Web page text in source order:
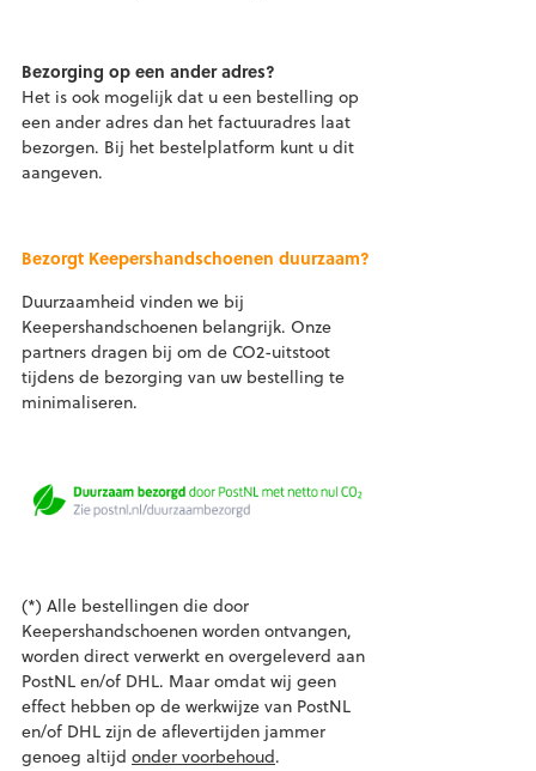
Bezorging op een ander adres?
Het is ook mogelijk dat u een bestelling op
een ander adres dan het factuuradres laat
bezorgen. Bij het bestelplatform kunt u dit
aangeven.
Bezorgt Keepershandschoenen duurzaam?
Duurzaamheid vinden we bij
Keepershandschoenen belangrijk. Onze
partners dragen bij om de CO2-uitstoot
tijdens de bezorging van uw bestelling te
minimaliseren.
(*) Alle bestellingen die door
Keepershandschoenen worden ontvangen,
worden direct verwerkt en overgeleverd aan
PostNL en/of DHL. Maar omdat wij geen
effect hebben op de werkwijze van PostNL
en/of DHL zijn de aflevertijden jammer
genoeg altijd onder voorbehoud.